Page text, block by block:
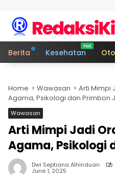
Berita Kesehatan
Home Wawasan
Arti Mimpi
Agama, Psikologi dan Primbon
Wawasan
Arti Mimpi Jadi
Agama, Psikologi
Dwi Septiana Alhinduan
June 1, 2025